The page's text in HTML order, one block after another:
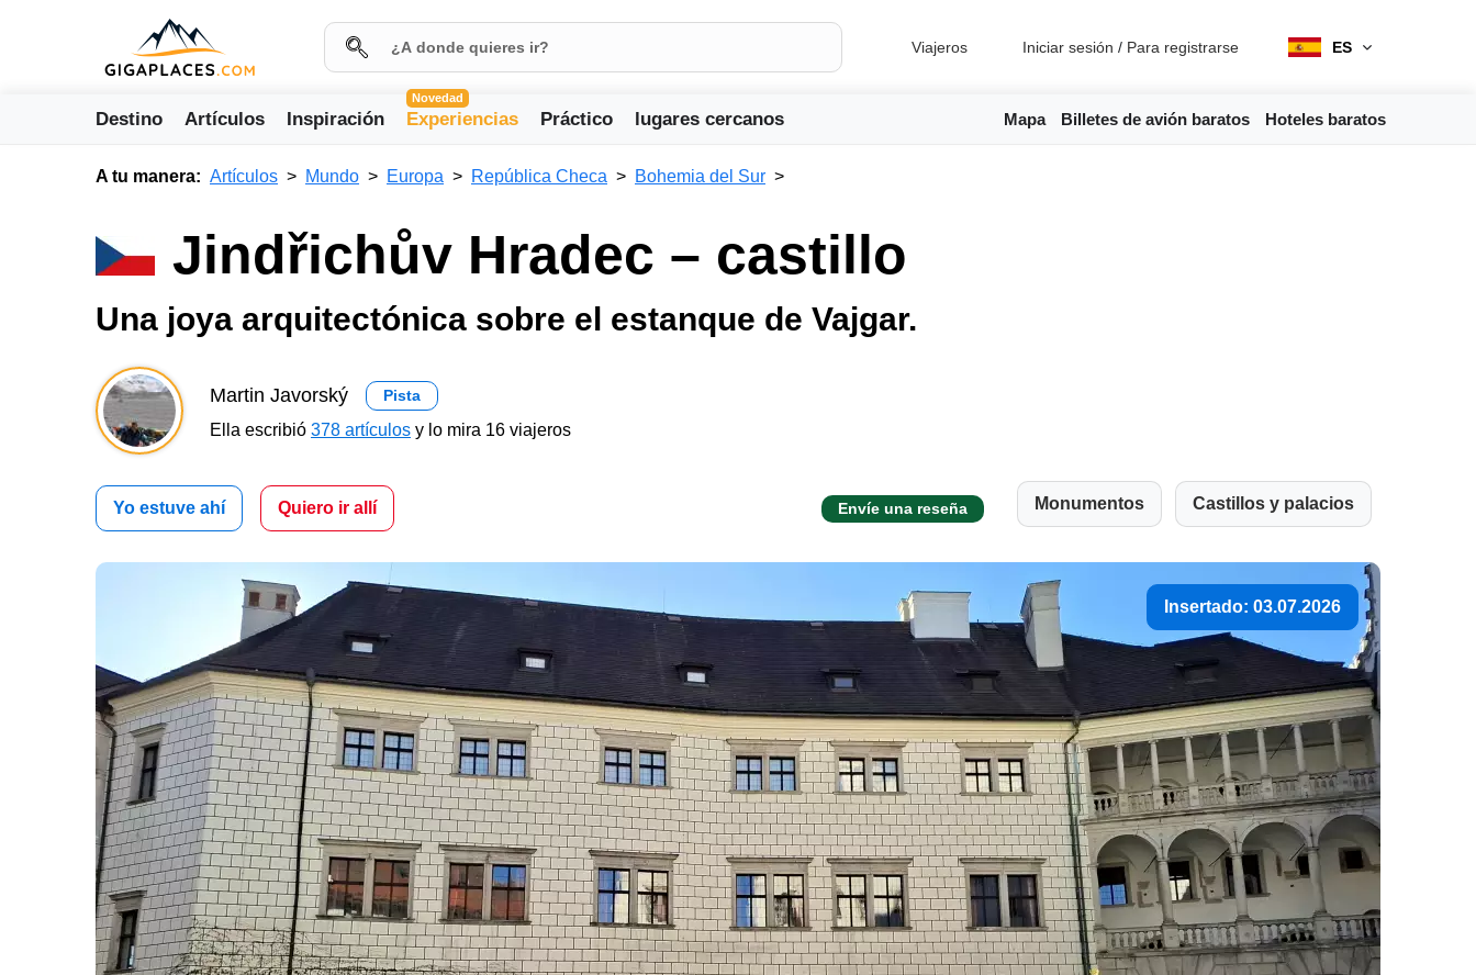
Viajeros Iniciar sesión / Para registrarse ES
Destino Artículos Inspiración
Novedad
Experiencias Práctico lugares cercanos Mapa Billetes de avión baratos Hoteles baratos
A tu manera: Artículos Mundo Europa República Checa Bohemia del Sur
Jindřichův Hradec – castillo
Una joya arquitectónica sobre el estanque de Vajgar.
Martin Javorský Pista
Ella escribió 378 artículos y lo mira 16 viajeros
Yo estuve ahí Quiero ir allí Envíe una reseña Monumentos Castillos y palacios
Insertado: 03.07.2026